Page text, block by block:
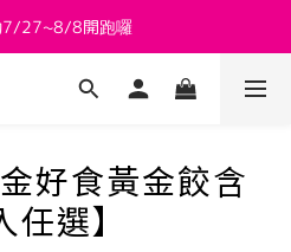
$800購物金
7/27~8/8開跑囉
$800購物金
好食黃金餃含
選】